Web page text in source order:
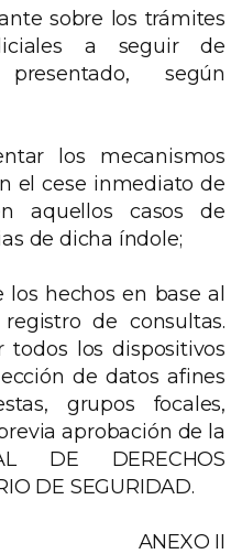
sobre los trámites
a seguir de
según
los mecanismos
el cese inmediato de
aquellos casos de
de dicha índole;
hechos en base al
de consultas.
los dispositivos
de datos afines
grupos focales,
aprobación de la
DE DERECHOS
DE SEGURIDAD.
ANEXO II